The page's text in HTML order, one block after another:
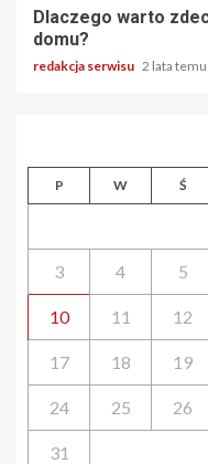
Dlaczego warto
domu?
redakcja serwisu 2 lata temu
P W Ś
3 4 5
10 11 12
17 18 19
24 25 26
31